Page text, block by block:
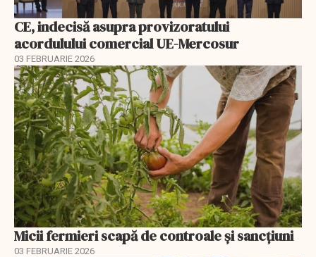
CE, indecisă asupra provizoratului
acordulului comercial UE-Mercosur
03 FEBRUARIE 2026
Micii fermieri scapă de controale și sancțiuni
03 FEBRUARIE 2026